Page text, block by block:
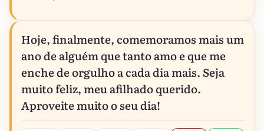
Hoje, finalmente, comemoramos mais um
ano de alguém que tanto amo e que me
enche de orgulho a cada dia mais. Seja
muito feliz, meu afilhado querido.
Aproveite muito o seu dia!